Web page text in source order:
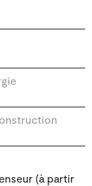
(à partir